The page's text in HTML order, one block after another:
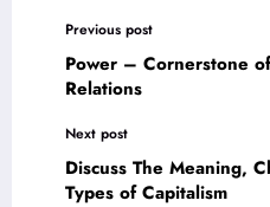
Previous post
Power – Cornerstone
Relations
Next post
Discuss The Meaning,
Types of Capitalism